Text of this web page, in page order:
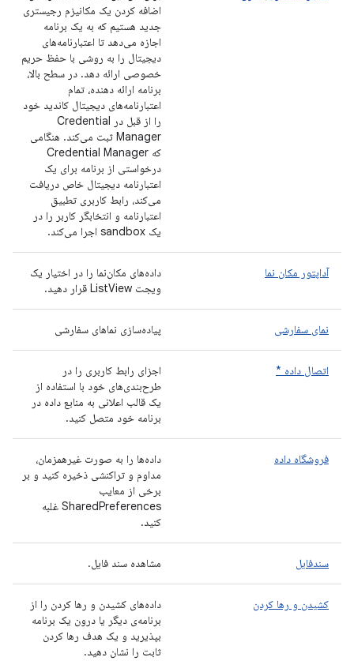
اضافه کردن یک مکانیزم رجیستری
جدید هستیم که به یک برنامه
اجازه می‌دهد تا اعتبارنامه‌های
دیجیتال را به روشی با حفظ حریم
خصوصی ارائه دهد. در سطح بالا،
برنامه ارائه دهنده، تمام
اعتبارنامه‌های دیجیتال کاندید خود
را از قبل در Credential
Manager ثبت می‌کند. هنگامی
که Credential Manager
درخواستی از برنامه برای یک
اعتبارنامه دیجیتال خاص دریافت
می‌کند، رابط کاربری تطبیق
اعتبارنامه و انتخابگر کاربر را در
یک sandbox اجرا می‌کند.
آداپتور مکان نما
داده‌های مکان‌نما را در اختیار یک
ویجت ListView قرار دهید.
نمای سفارشی پیاده‌سازی نماهای سفارشی
اتصال داده *
اجزای رابط کاربری را در
طرح‌بندی‌های خود با استفاده از
یک قالب اعلانی به منابع داده در
برنامه خود متصل کنید.
فروشگاه داده
داده‌ها را به صورت غیرهمزمان،
مداوم و تراکنشی ذخیره کنید و بر
برخی از معایب
SharedPreferences غلبه
کنید.
سندفایل مشاهده سند فایل.
کشیدن و رها کردن
داده‌های کشیدن و رها کردن را از
برنامه‌ی دیگر یا درون یک برنامه
بپذیرید و یک هدف رها کردن
ثابت را نشان دهید.